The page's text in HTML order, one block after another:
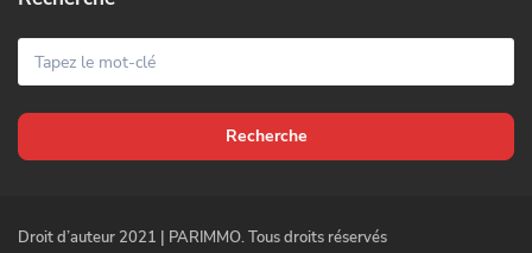
Recherche
Droit d’auteur 2021 | PARIMMO. Tous droits réservés